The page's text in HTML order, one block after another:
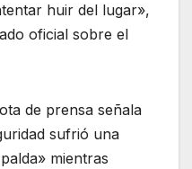
huir del lugar»,
oficial sobre el
de prensa señala
sufrió una
mientras